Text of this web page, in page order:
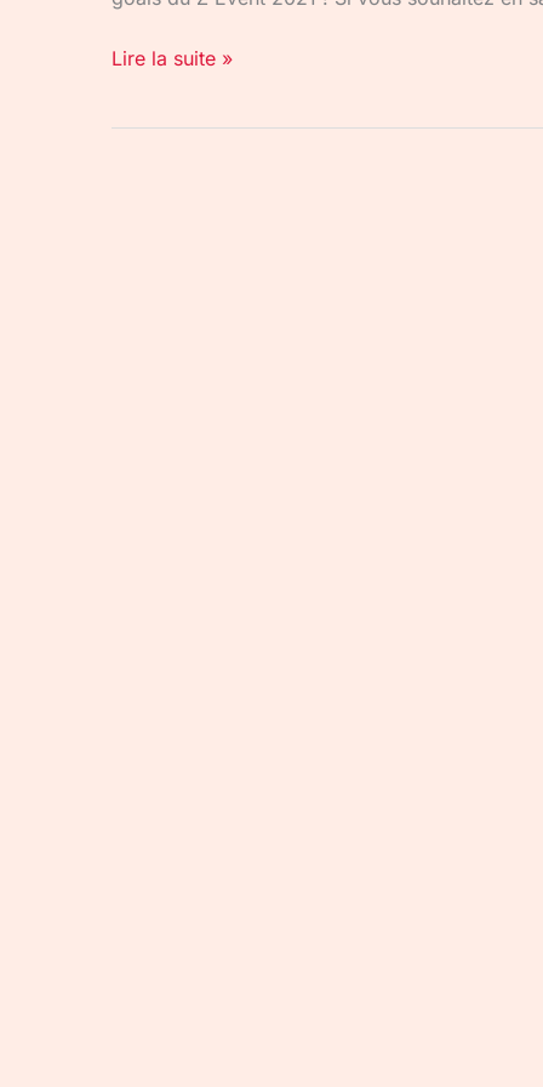
Lire la suite »